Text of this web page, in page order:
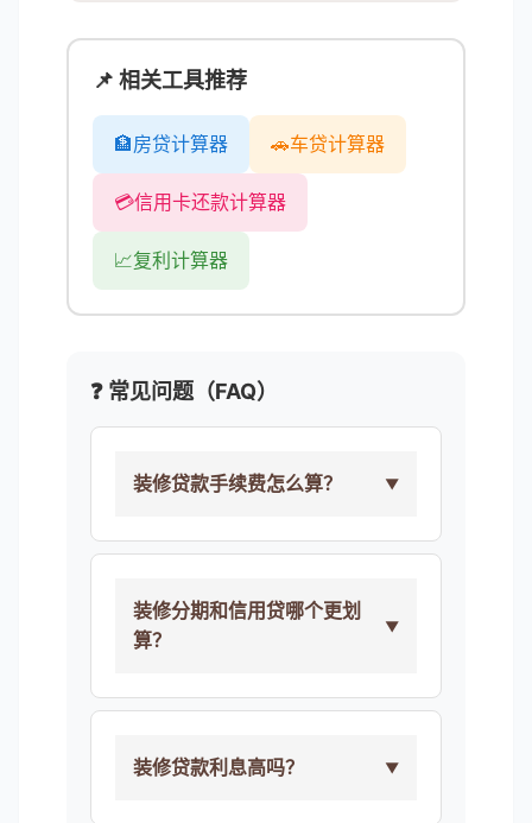
📌 相关工具推荐
🏦房贷计算器 🚗车贷计算器
💳信用卡还款计算器
📈复利计算器
❓ 常见问题（FAQ）
装修贷款手续费怎么算？
装修分期和信用贷哪个更划
算？
装修贷款利息高吗？